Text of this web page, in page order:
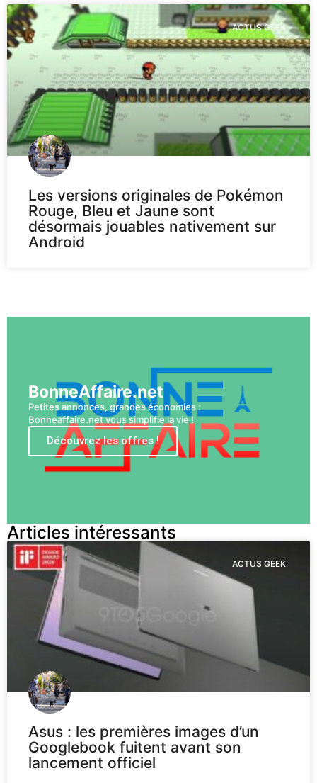
ACTUS GEEK
Les versions originales de Pokémon
Rouge, Bleu et Jaune sont
désormais jouables nativement sur
Android
BonneAffaire.net
Petites annonces, grandes économies :
Bonneaffaire.net vous simplifie la vie !
Découvrez les offres !
Articles intéressants
ACTUS GEEK
Asus : les premières images d’un
Googlebook fuitent avant son
lancement officiel